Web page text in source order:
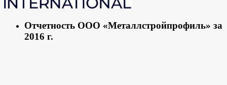
Отчетность ООО «Металлстройпрофиль» за
2016 г.